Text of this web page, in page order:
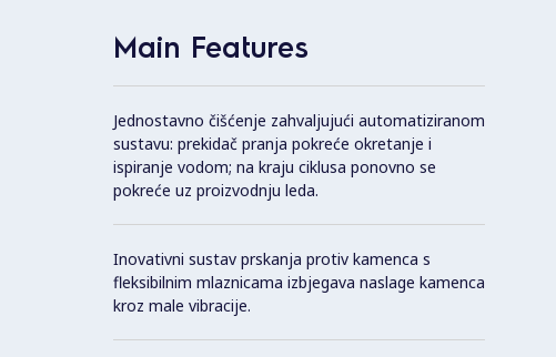
Main Features
Jednostavno čišćenje zahvaljujući automatiziranom
sustavu: prekidač pranja pokreće okretanje i
ispiranje vodom; na kraju ciklusa ponovno se
pokreće uz proizvodnju leda.
Inovativni sustav prskanja protiv kamenca s
fleksibilnim mlaznicama izbjegava naslage kamenca
kroz male vibracije.